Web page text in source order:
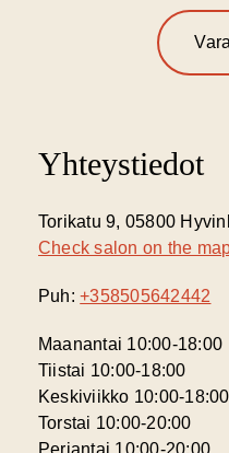
Yhteystiedot
Torikatu 9, 05800
Check salon on the
Puh:+358505642442
Maanantai 10:00-18:00
Tiistai 10:00-18:00
Keskiviikko 10:00-18:00
Torstai 10:00-20:00
Perjantai 10:00-20:00